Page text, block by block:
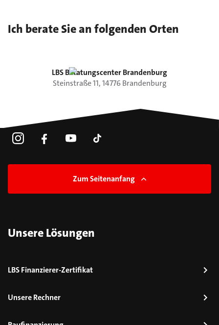
Ich berate Sie an folgenden Orten
LBS Beratungscenter Brandenburg
Steinstraße11,14776 Brandenburg
Zum Seitenanfang
Unsere Lösungen
LBS Finanzierer-Zertifikat
Unsere Rechner